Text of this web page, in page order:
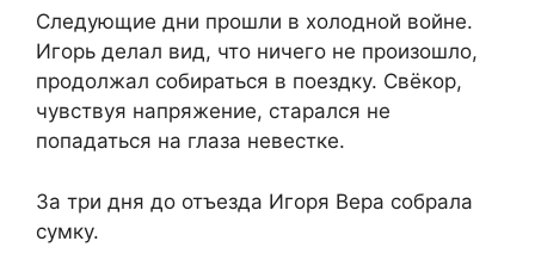
Следующие дни прошли в холодной войне.
Игорь делал вид, что ничего не произошло,
продолжал собираться в поездку. Свёкор,
чувствуя напряжение, старался не
попадаться на глаза невестке.
За три дня до отъезда Игоря Вера собрала
сумку.